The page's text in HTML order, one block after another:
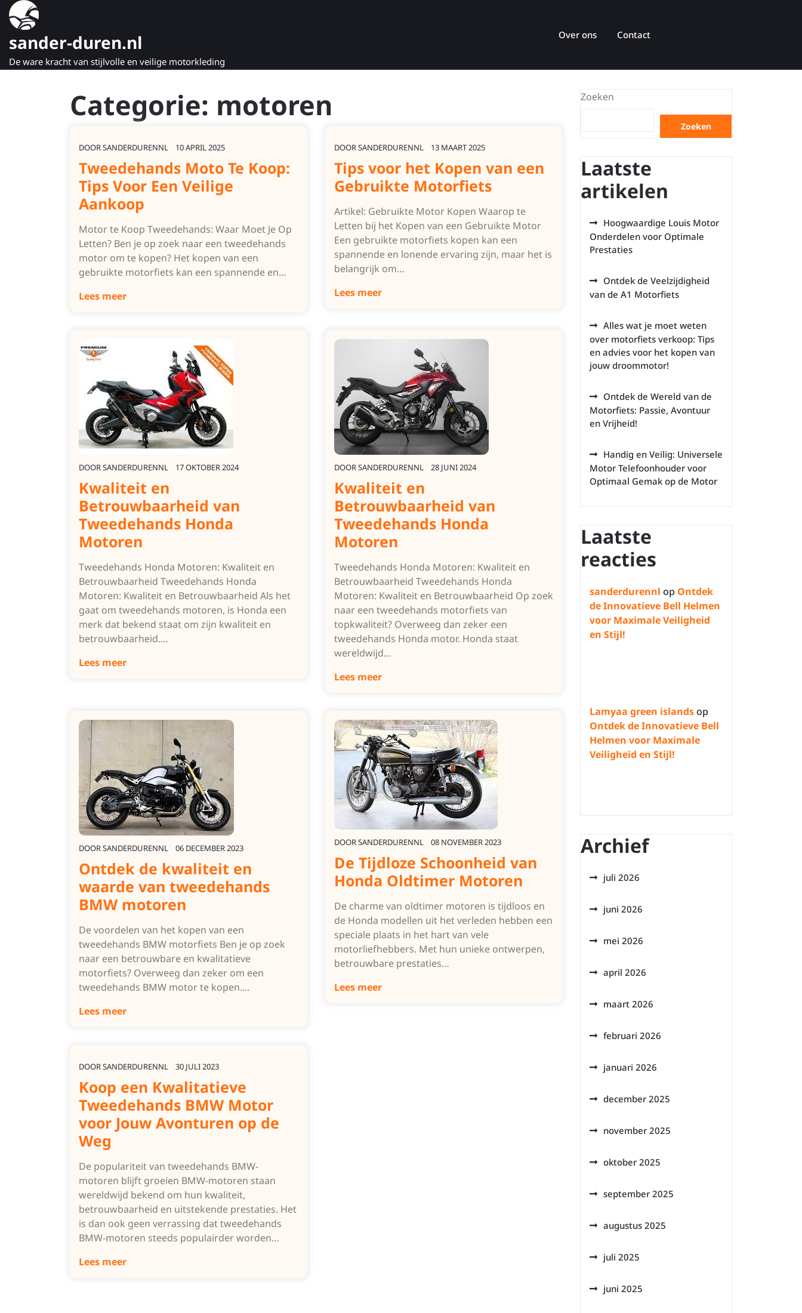
Naar
de
gaansander-duren.nl
De ware kracht van stijlvolle en veilige motorkleding
Over ons Contact
Categorie: motoren
DOORSANDERDURENNL 10 APRIL 2025
Tweedehands Moto Te Koop:
Tips Voor Een Veilige
Aankoop
Motor te Koop Tweedehands: Waar Moet Je Op
Letten? Ben je op zoek naar een tweedehands
motor om te kopen? Het kopen van een
gebruikte motorfiets kan een spannende en…
Lees meer
DOORSANDERDURENNL 13 MAART 2025
Tips voor het Kopen van een
Gebruikte Motorfiets
Artikel: Gebruikte Motor Kopen Waarop te
Letten bij het Kopen van een Gebruikte Motor
Een gebruikte motorfiets kopen kan een
spannende en lonende ervaring zijn, maar het is
belangrijk om…
Lees meer
DOORSANDERDURENNL 17 OKTOBER 2024
Kwaliteit en
Betrouwbaarheid van
Tweedehands Honda
Motoren
Tweedehands Honda Motoren: Kwaliteit en
Betrouwbaarheid Tweedehands Honda
Motoren: Kwaliteit en Betrouwbaarheid Als het
gaat om tweedehands motoren, is Honda een
merk dat bekend staat om zijn kwaliteit en
betrouwbaarheid.…
Lees meer
DOORSANDERDURENNL 28 JUNI 2024
Kwaliteit en
Betrouwbaarheid van
Tweedehands Honda
Motoren
Tweedehands Honda Motoren: Kwaliteit en
Betrouwbaarheid Tweedehands Honda
Motoren: Kwaliteit en Betrouwbaarheid Op zoek
naar een tweedehands motorfiets van
topkwaliteit? Overweeg dan zeker een
tweedehands Honda motor. Honda staat
wereldwijd…
Lees meer
DOORSANDERDURENNL 06 DECEMBER 2023
Ontdek de kwaliteit en
waarde van tweedehands
BMW motoren
De voordelen van het kopen van een
tweedehands BMW motorfiets Ben je op zoek
naar een betrouwbare en kwalitatieve
motorfiets? Overweeg dan zeker om een
tweedehands BMW motor te kopen.…
Lees meer
DOORSANDERDURENNL 08 NOVEMBER 2023
De Tijdloze Schoonheid van
Honda Oldtimer Motoren
De charme van oldtimer motoren is tijdloos en
de Honda modellen uit het verleden hebben een
speciale plaats in het hart van vele
motorliefhebbers. Met hun unieke ontwerpen,
betrouwbare prestaties…
Lees meer
DOORSANDERDURENNL 30 JULI 2023
Koop een Kwalitatieve
Tweedehands BMW Motor
voor Jouw Avonturen op de
Weg
De populariteit van tweedehands BMW-
motoren blijft groeien BMW-motoren staan
wereldwijd bekend om hun kwaliteit,
betrouwbaarheid en uitstekende prestaties. Het
is dan ook geen verrassing dat tweedehands
BMW-motoren steeds populairder worden…
Lees meer
Zoeken
Zoeken
Laatste
artikelen
Hoogwaardige Louis Motor
Onderdelen voor Optimale
Prestaties
Ontdek de Veelzijdigheid
van de A1 Motorfiets
Alles wat je moet weten
over motorfiets verkoop: Tips
en advies voor het kopen van
jouw droommotor!
Ontdek de Wereld van de
Motorfiets: Passie, Avontuur
en Vrijheid!
Handig en Veilig: Universele
Motor Telefoonhouder voor
Optimaal Gemak op de Motor
Laatste
reacties
sanderdurennl op Ontdek
de Innovatieve Bell Helmen
voor Maximale Veiligheid
en Stijl!
Lamyaa green islandsop
Ontdek de Innovatieve Bell
Helmen voor Maximale
Veiligheid en Stijl!
Archief
juli 2026
juni 2026
mei 2026
april 2026
maart 2026
februari 2026
januari 2026
december 2025
november 2025
oktober 2025
september 2025
augustus 2025
juli 2025
juni 2025